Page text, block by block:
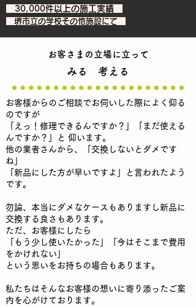
​ 堺市立の学校その他施設にて
30,000件以上の施工実績
お客さまの立場に立って
みる 考える
お客様からのご相談でお伺いした際によく仰る
のですが
「えっ！修理できるんですか？」「まだ使える
んですか？」と 仰います。
他の業者さんから、「交換しないとダメです
ね」
「新品にした方が早いですよ」と言われたよう
です。
勿論、本当にダメなケースもありますし新品に
交換する良さもあります。
ただ、お客様にしたら
「もう少し使いたかった」「今はそこまで費用
をかけれない」
という思いをお持ちの場合もあります。
私たちはそんなお客様の想いに寄り添ったご案
内を心がけております。